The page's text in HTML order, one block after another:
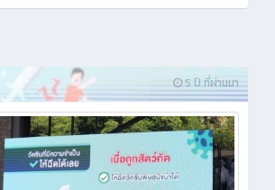
5 ปี ที่ผ่านมา